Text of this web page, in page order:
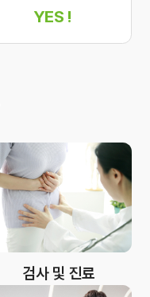
YES !
검사 및 진료